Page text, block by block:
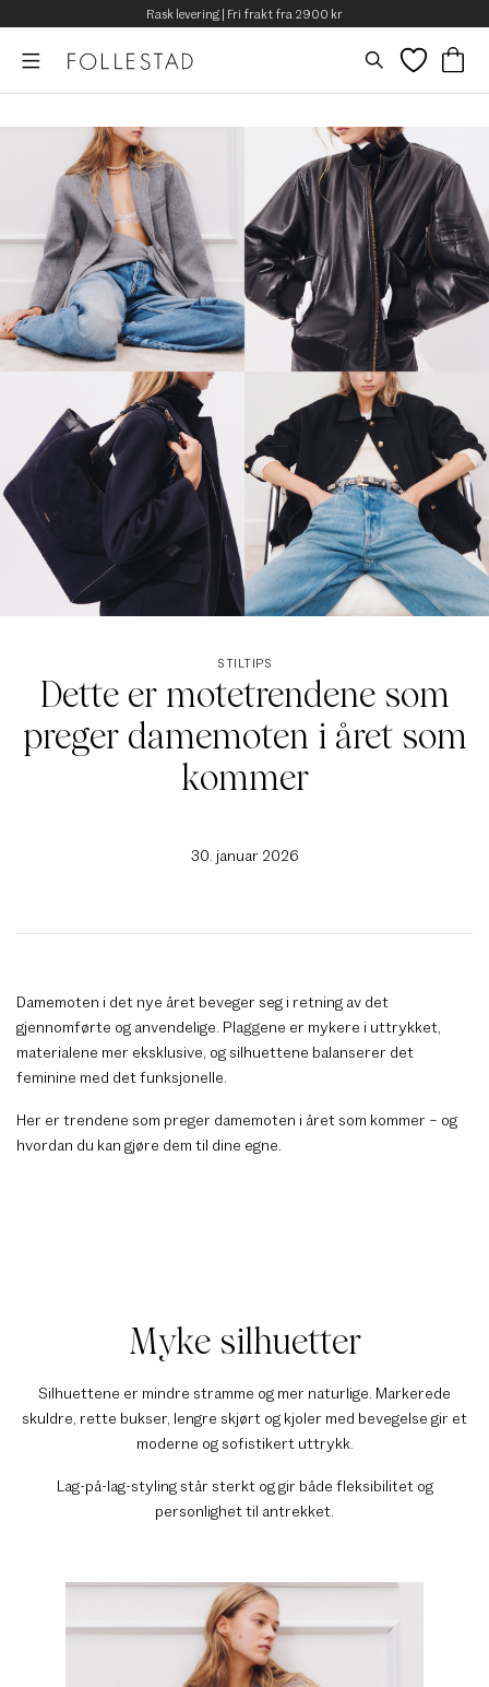
Rask levering | Fri frakt fra 2900 kr
STILTIPS
Dette er motetrendene som
preger damemoten i året som
kommer
30. januar 2026
Damemoten i det nye året beveger seg i retning av det
gjennomførte og anvendelige. Plaggene er mykere i uttrykket,
materialene mer eksklusive, og silhuettene balanserer det
feminine med det funksjonelle.
Her er trendene som preger damemoten i året som kommer – og
hvordan du kan gjøre dem til dine egne.
Myke silhuetter
Silhuettene er mindre stramme og mer naturlige. Markerede
skuldre, rette bukser, lengre skjørt og kjoler med bevegelse gir et
moderne og sofistikert uttrykk.
Lag-på-lag-styling står sterkt og gir både fleksibilitet og
personlighet til antrekket.